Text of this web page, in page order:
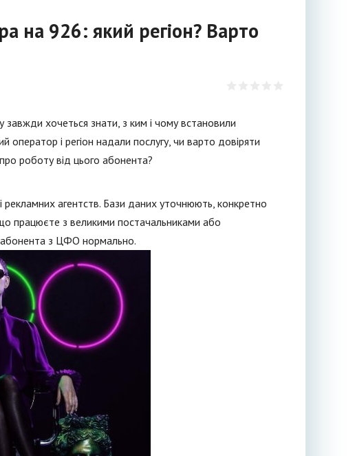
на 926: який регіон? Варто
хочеться знати, з ким і чому встановили
оператор і регіон надали послугу, чи варто довіряти
роботу від цього абонента?
рекламних агентств. Бази даних уточнюють, конкретно
працюєте з великими постачальниками або
абонента з ЦФО нормально.